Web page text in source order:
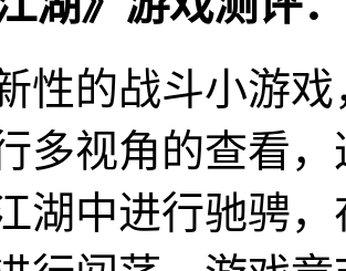
性的战斗小游
多视角的查看
湖中进行驰骋